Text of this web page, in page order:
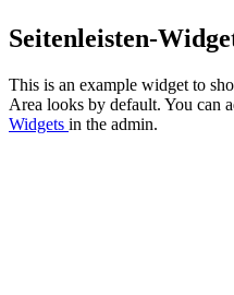
Zum
Inhalt
Seitenleisten-
This is an example widget to
Area looks by default. You can
Widgets in the admin.